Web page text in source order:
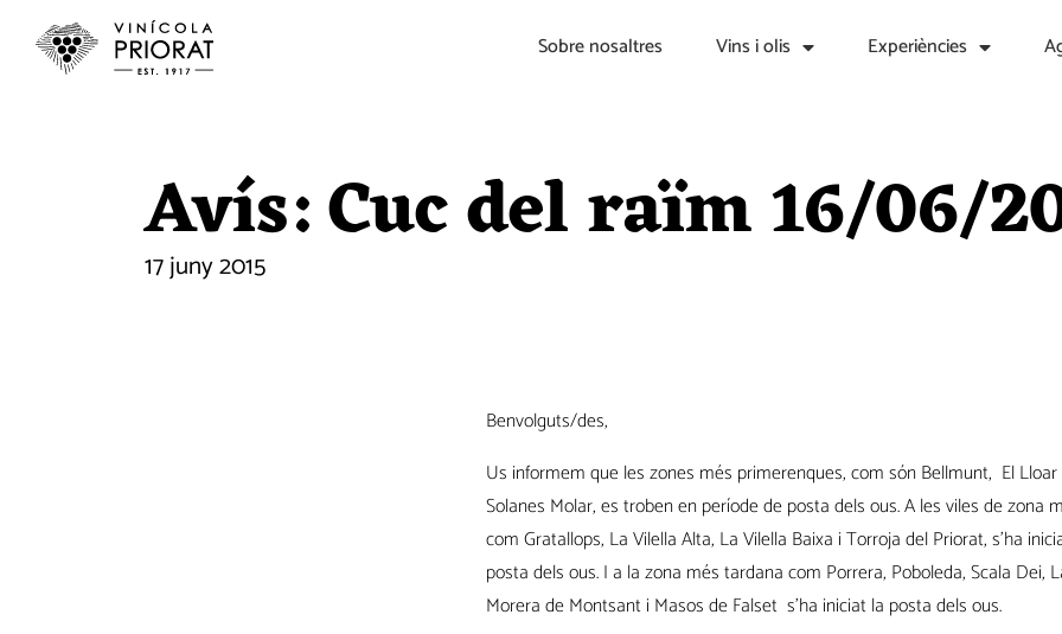
Sobre nosaltres Vins i olis Experiències
Avís: Cuc del raïm 16/06/
17 juny 2015
Benvolguts/des,
Us informem que les zones més primerenques, com són Bellmunt, El
Solanes Molar, es troben en període de posta dels ous. A les viles de zona
com Gratallops, La Vilella Alta, La Vilella Baixa i Torroja del Priorat, s’ha
posta dels ous. I a la zona més tardana com Porrera, Poboleda, Scala Dei,
Morera de Montsant i Masos de Falset s’ha iniciat la posta dels ous.